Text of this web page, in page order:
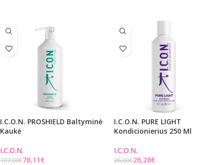
I.C.O.N. PROSHIELD Baltyminė
Kaukė
I.C.O.N.
107,00€78,11€
I.C.O.N. PURE LIGHT
Kondicionierius 250 Ml
I.C.O.N.
36,00€26,28€